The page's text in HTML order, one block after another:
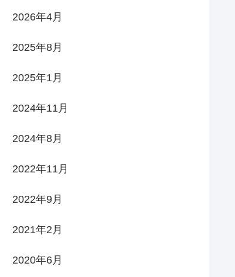
2026年4月
2025年8月
2025年1月
2024年11月
2024年8月
2022年11月
2022年9月
2021年2月
2020年6月